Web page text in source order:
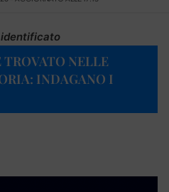
identificato
TROVATO NELLE
INDAGANO I